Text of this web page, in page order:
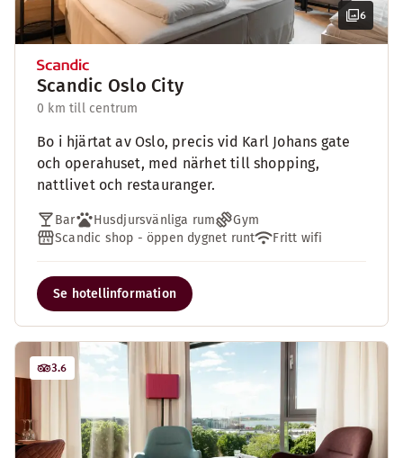
6
Scandic Oslo City
0 km till centrum
Bo i hjärtat av Oslo, precis vid Karl Johans gate
och operahuset, med närhet till shopping,
nattlivet och restauranger.
Bar Husdjursvänliga rum
Gym
Scandic shop - öppen dygnet runt
Fritt wifi
Se hotellinformation
3.6